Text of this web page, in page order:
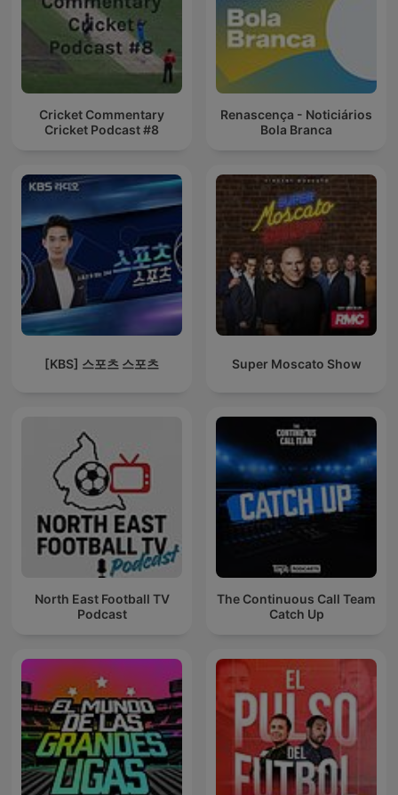
Cricket Commentary
Cricket Podcast #8
Renascença - Noticiários
Bola Branca
[KBS] 스포츠 스포츠 Super Moscato Show
North East Football TV
Podcast
The Continuous Call Team
Catch Up